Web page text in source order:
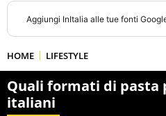
Aggiungi InItalia alle tue fonti
HOME LIFESTYLE
Quali formati di pasta
italiani